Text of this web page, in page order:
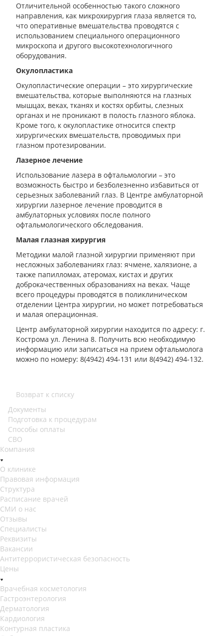
Отличительной особенностью такого сложного
направления, как микрохирургия глаза является то,
что оперативные вмешательства проводятся с
использованием специального операционного
микроскопа и другого высокотехнологичного
оборудования.
Окулопластика
Окулопластические операции – это хирургические
вмешательства, которые выполняются на глазных
мышцах, веках, тканях и костях орбиты, слезных
органах и не проникают в полость глазного яблока.
Кроме того, к окулопластике относится спектр
хирургических вмешательств, проводимых при
глазном протезировании.
Лазерное лечение
Использование лазера в офтальмологии – это
возможность быстро и безболезненно избавиться от
серьезных заболеваний глаз. В Центре амбулаторной
хирургии лазерное лечение проводится в
амбулаторных условиях после полного
офтальмологического обследования.
Малая глазная хирургия
Методики малой глазной хирургии применяют при
несложных заболеваниях глаз: ячмене, халязионе, а
также папилломах, атеромах, кистах и других
доброкачественных образованиях на веках. Чаще
всего процедуры проводятся в поликлиническом
отделении Центра хирургии, но может потребоваться
и малая операционная.
Центр амбулаторной хирургии находится по адресу: г.
Кострома ул. Ленина 8. Получить всю необходимую
информацию или записаться на прием офтальмолога
можно по номеру: 8(4942) 494-131 или 8(4942) 494-132.
Возврат к списку
Документы
Подготовка к процедурам
Способы оплаты
СВО
Компания
О клинике
Правовая информация
Структура
Расписание врачей
СМИ о нас
Отзывы
Специалисты
Реквизиты
Вакансии
Антитеррористическая безопасность
Цены
Врачебная косметология
Гастроэнтерология
Дерматология
Кардиология
Контурная пластика